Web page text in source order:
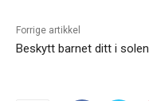
Forrige artikkel
Beskytt barnet ditt i solen